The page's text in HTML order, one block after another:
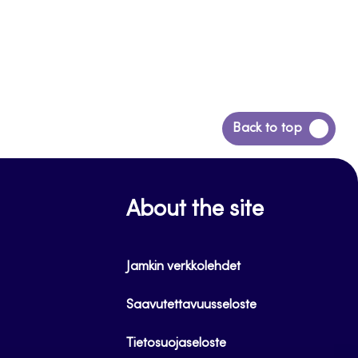
Back to top
Siirry
takaisin
About the site
Jamkin verkkolehdet
Saavutettavuusseloste
Tietosuojaseloste